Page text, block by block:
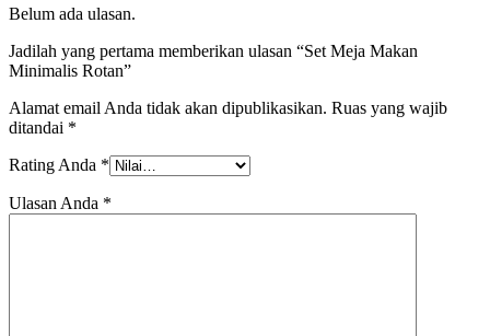
Belum ada ulasan.
Jadilah yang pertama memberikan ulasan “Set Meja Makan
Minimalis Rotan”
Alamat email Anda tidak akan dipublikasikan. Ruas yang wajib
ditandai *
Rating Anda *
Ulasan Anda *